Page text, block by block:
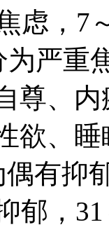
虑，7
严重
尊、
欲、
有抑
郁，